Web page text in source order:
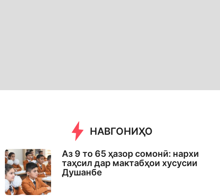
НАВГОНИҲО
Аз 9 то 65 ҳазор сомонӣ: нархи
таҳсил дар мактабҳои хусусии
Душанбе